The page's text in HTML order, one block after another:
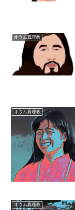
オウム真理教
オウム真理教
オウム真理教